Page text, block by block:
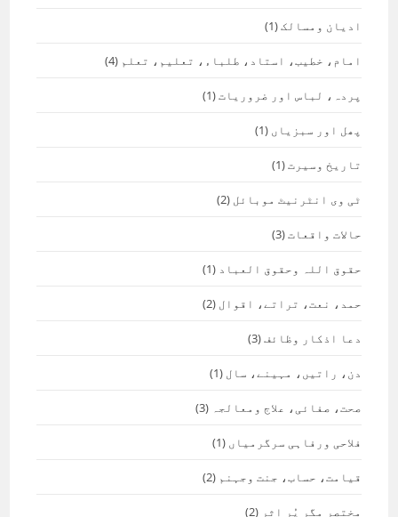
ادیان ومسالک(1)
امام، خطیب، استاد، طلباء، تعلیم، تعلم (4)
پردہ، لباس اور ضروریات(1)
پھل اور سبزیاں (1)
تاریخ وسیرت(1)
ٹی وی انٹرنیٹ موبائل (2)
حالات واقعات(3)
حقوق اللہ وحقوق العباد (1)
حمد، نعت، تراتے، اقوال (2)
دعا اذکار وظائف(3)
دن، راتیں، مہینے، سال (1)
صحت، صفائی، علاج ومعالجہ (3)
فلاحی ورفاہی سرگرمیاں (1)
قیامت، حساب، جنت وجہنم (2)
مختصر مگر پُر اثر (2)